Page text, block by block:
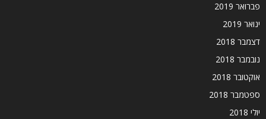
פברואר 2019
ינואר 2019
דצמבר 2018
נובמבר 2018
אוקטובר 2018
ספטמבר 2018
יולי 2018